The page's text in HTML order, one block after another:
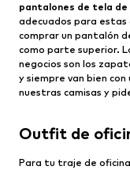
pantalones de tela de
adecuados para estas
comprar un pantalón
como parte superior.
negocios son los
y siempre van bien
nuestras camisas y
Outfit de
Para tu traje de